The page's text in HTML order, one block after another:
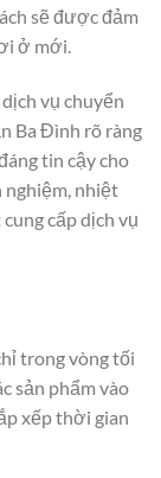
sẽ được đảm
ở mới.
vụ chuyển
Ba Đình rõ ràng
tin cậy cho
nghiệm, nhiệt
cấp dịch vụ
trong vòng tối
sản phẩm vào
xếp thời gian